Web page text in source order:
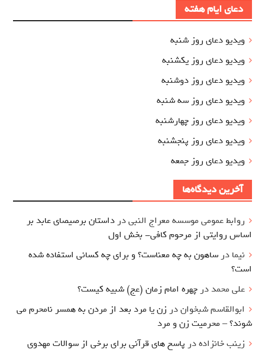
دعای ایام هفته
ویدیو دعای روز شنبه
ویدیو دعای روز یکشنبه
ویدیو دعای روز دوشنبه
ویدیو دعای روز سه شنبه
ویدیو دعای روز چهارشنبه
ویدیو دعای روز پنجشنبه
ویدیو دعای روز جمعه
آخرین دیدگاه‌ها
روابط عمومی موسسه معراج النبیدر داستان برصیصای عابد بر
اساس روایتی از مرحوم کافی- بخش اول
نیما در ساهون به چه معناست؟ و برای چه کسانی استفاده شده
است؟
علی محمددر چهره امام زمان (عج) شبیه کیست؟
ابوالقاسم شبخواندر زن یا مرد بعد از مردن به همسر نامحرم می
شوند؟ – محرمیت زن و مرد
زینب خانزادهدر پاسخ های قرآنی برای برخی از سوالات مهدوی